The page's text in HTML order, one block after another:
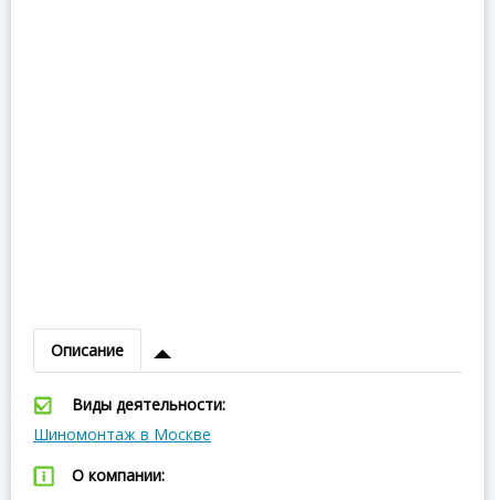
Описание
Виды деятельности:
Шиномонтаж в Москве
О компании: